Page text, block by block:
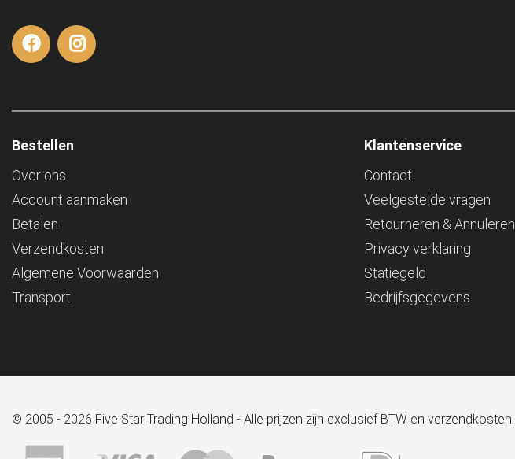
Bestellen
Over ons
Account aanmaken
Betalen
Verzendkosten
Algemene Voorwaarden
Transport
Klantenservice
Contact
Veelgestelde vragen
Retourneren & Annuleren
Privacy verklaring
Statiegeld
Bedrijfsgegevens
© 2005 - 2026 Five Star Trading Holland - Alle prijzen zijn exclusief BTW en verzendkosten.